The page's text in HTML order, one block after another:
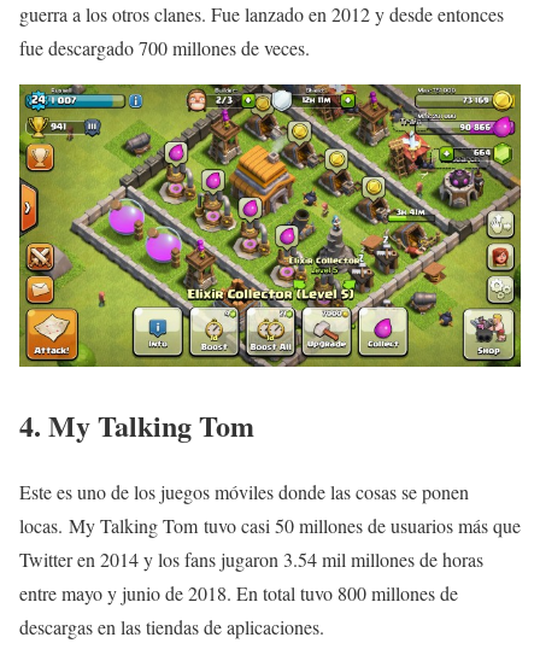
guerra a los otros clanes. Fue lanzado en 2012 y desde entonces
fue descargado 700 millones de veces.
4. My Talking Tom
Este es uno de los juegos móviles donde las cosas se ponen
locas. My Talking Tom tuvo casi 50 millones de usuarios más que
Twitter en 2014 y los fans jugaron 3.54 mil millones de horas
entre mayo y junio de 2018. En total tuvo 800 millones de
descargas en las tiendas de aplicaciones.